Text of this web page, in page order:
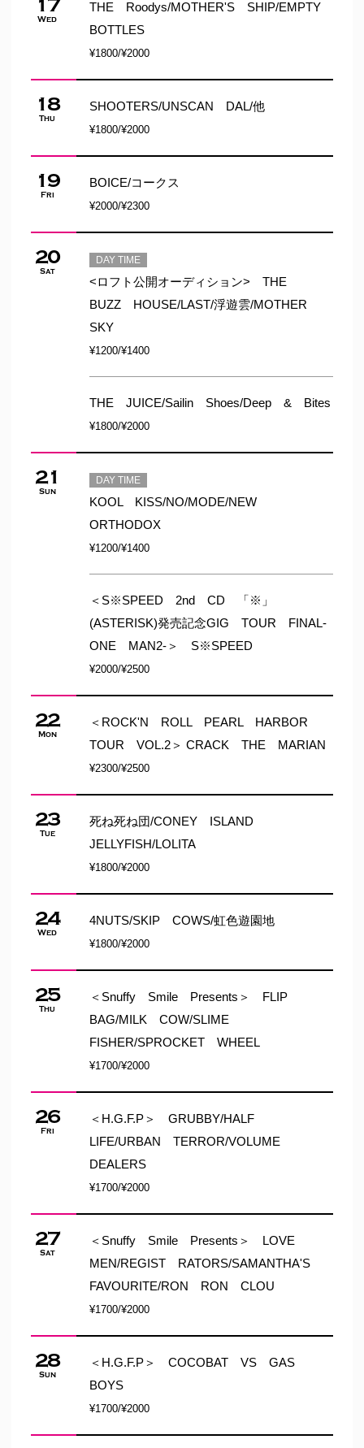
17
Wed
THE Roodys/MOTHER'S SHIP/EMPTY
BOTTLES
¥1800/¥2000
18
Thu
SHOOTERS/UNSCAN DAL/他
¥1800/¥2000
19
Fri
BOICE/コークス
¥2000/¥2300
20
Sat
DAY TIME
<ロフト公開オーディション> THE
BUZZ HOUSE/LAST/浮遊雲/MOTHER
SKY
¥1200/¥1400
THE JUICE/Sailin Shoes/Deep & Bites
¥1800/¥2000
21
Sun
DAY TIME
KOOL KISS/NO/MODE/NEW
ORTHODOX
¥1200/¥1400
＜S※SPEED 2nd CD 「※」
(ASTERISK)発売記念GIG TOUR FINAL-
ONE MAN2-＞ S※SPEED
¥2000/¥2500
22
Mon
＜ROCK'N ROLL PEARL HARBOR
TOUR VOL.2＞ CRACK THE MARIAN
¥2300/¥2500
23
Tue
死ね死ね団/CONEY ISLAND
JELLYFISH/LOLITA
¥1800/¥2000
24
Wed
4NUTS/SKIP COWS/虹色遊園地
¥1800/¥2000
25
Thu
＜Snuffy Smile Presents＞ FLIP
BAG/MILK COW/SLIME
FISHER/SPROCKET WHEEL
¥1700/¥2000
26
Fri
＜H.G.F.P＞ GRUBBY/HALF
LIFE/URBAN TERROR/VOLUME
DEALERS
¥1700/¥2000
27
Sat
＜Snuffy Smile Presents＞ LOVE
MEN/REGIST RATORS/SAMANTHA'S
FAVOURITE/RON RON CLOU
¥1700/¥2000
28
Sun
＜H.G.F.P＞ COCOBAT VS GAS
BOYS
¥1700/¥2000